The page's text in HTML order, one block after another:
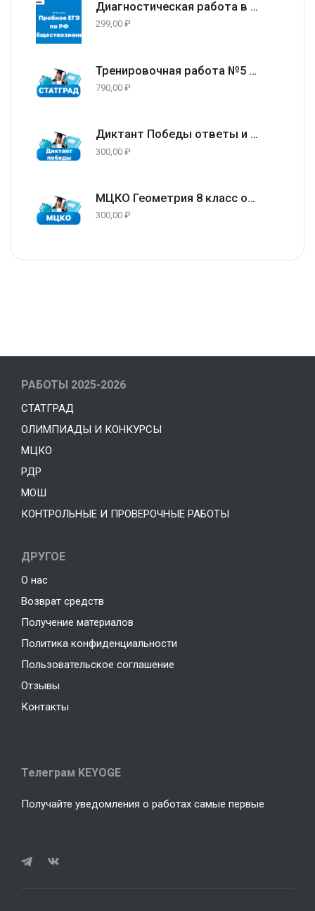
Диагностическая работа в формате ЕГЭ 2026 по Обществознанию 11 класс (задания и ответы) 14.05.2026
299,00 ₽
Тренировочная работа №5 по русскому языку 9 класс ответы и задания 13.05.2026
790,00 ₽
Диктант Победы ответы и варианты 24 апреля 2026
300,00 ₽
МЦКО Геометрия 8 класс ответы и задания г. Москва (77 регион) 23.04.2026
300,00 ₽
Work
РАБОТЫ 2025-2026
СТАТГРАД
ОЛИМПИАДЫ И КОНКУРСЫ
МЦКО
РДР
МОШ
КОНТРОЛЬНЫЕ И ПРОВЕРОЧНЫЕ РАБОТЫ
ДРУГОЕ
О нас
Возврат средств
Получение материалов
Политика конфиденциальности
Пользовательское соглашение
Отзывы
Контакты
Телеграм KEYOGE
Получайте уведомления о работах самые первые